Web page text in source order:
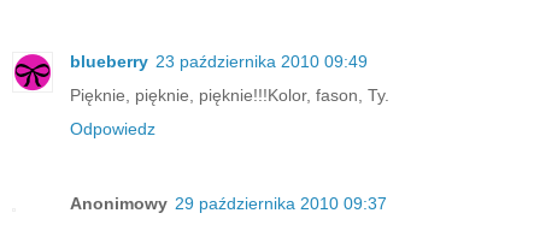
blueberry 23 października 2010 09:49
Pięknie, pięknie, pięknie!!!Kolor, fason, Ty.
Odpowiedz
Anonimowy 29 października 2010 09:37